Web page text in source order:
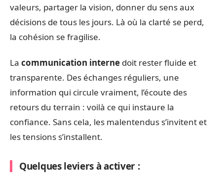
valeurs, partager la vision, donner du sens aux
décisions de tous les jours. Là où la clarté se perd,
la cohésion se fragilise.
La communication interne doit rester fluide et
transparente. Des échanges réguliers, une
information qui circule vraiment, l’écoute des
retours du terrain : voilà ce qui instaure la
confiance. Sans cela, les malentendus s’invitent et
les tensions s’installent.
Quelques leviers à activer :